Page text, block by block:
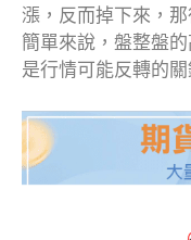
漲，反而掉下來，
簡單來說，盤整盤
是行情可能反轉的關